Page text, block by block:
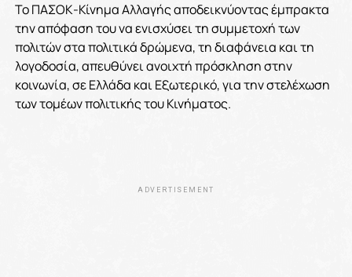
To ΠΑΣΟΚ-Κίνημα Αλλαγής αποδεικνύοντας έμπρακτα
την απόφαση του να ενισχύσει τη συμμετοχή των
πολιτών στα πολιτικά δρώμενα, τη διαφάνεια και τη
λογοδοσία, απευθύνει ανοιχτή πρόσκληση στην
κοινωνία, σε Ελλάδα και Εξωτερικό, για την στελέχωση
των τομέων πολιτικής του Κινήματος.
ADVERTISEMENT